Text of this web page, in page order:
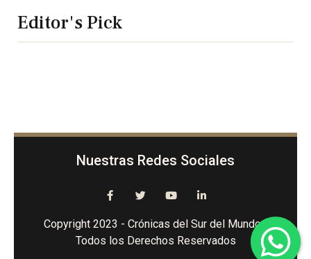
Editor's Pick
Nuestras Redes Sociales
Copyright 2023 - Crónicas del Sur del Mundo -
Todos los Derechos Reservados